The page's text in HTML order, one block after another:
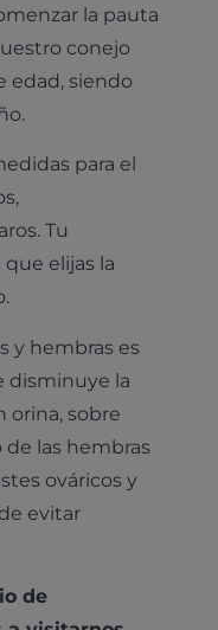
la pauta
conejo
edad, siendo
para el
Tu
elijas la
y hembras es
disminuye la
orina, sobre
de las hembras
ováricos y
evitar
de